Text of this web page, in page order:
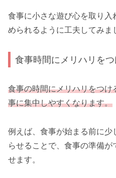
食事に小さな遊び心を取り
められるように工夫してみま
食事時間にメリハリを
食事の時間にメリハリをつ
事に集中しやすくなります。
例えば、食事が始まる前に
らせることで、食事の準備
せます。